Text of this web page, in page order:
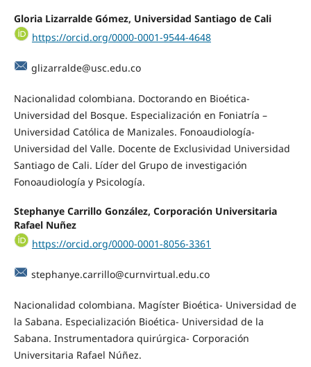
Gloria Lizarralde Gómez, Universidad Santiago de Cali
https://orcid.org/0000-0001-9544-4648
glizarralde@usc.edu.co
Nacionalidad colombiana. Doctorando en Bioética-
Universidad del Bosque. Especialización en Foniatría –
Universidad Católica de Manizales. Fonoaudiología-
Universidad del Valle. Docente de Exclusividad Universidad
Santiago de Cali. Líder del Grupo de investigación
Fonoaudiología y Psicología.
Stephanye Carrillo González, Corporación Universitaria
Rafael Nuñez
https://orcid.org/0000-0001-8056-3361
stephanye.carrillo@curnvirtual.edu.co
Nacionalidad colombiana. Magíster Bioética- Universidad de
la Sabana. Especialización Bioética- Universidad de la
Sabana. Instrumentadora quirúrgica- Corporación
Universitaria Rafael Núñez.